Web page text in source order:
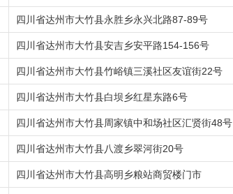
四川省达州市大竹县永胜乡永兴北路87-89号
四川省达州市大竹县安吉乡安平路154-156号
四川省达州市大竹县竹峪镇三溪社区友谊街22号
四川省达州市大竹县白坝乡红星东路6号
四川省达州市大竹县周家镇中和场社区汇贤街48号
四川省达州市大竹县八渡乡翠河街20号
四川省达州市大竹县高明乡粮站商贸楼门市